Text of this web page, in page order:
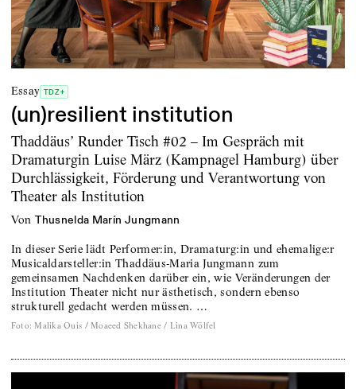
Essay TDZ+
(un)resilient institution
Thaddäus’ Runder Tisch #02 – Im Gespräch mit
Dramaturgin Luise März (Kampnagel Hamburg) über
Durchlässigkeit, Förderung und Verantwortung von
Theater als Institution
von Thusnelda Marín Jungmann
In dieser Serie lädt Performer:in, Dramaturg:in und ehemalige:r
Musicaldarsteller:in Thaddäus-Maria Jungmann zum
gemeinsamen Nachdenken darüber ein, wie Veränderungen der
Institution Theater nicht nur ästhetisch, sondern ebenso
strukturell gedacht werden müssen. …
Foto: Malika Ouis / Moaeed Shekhane / Lina Wölfel